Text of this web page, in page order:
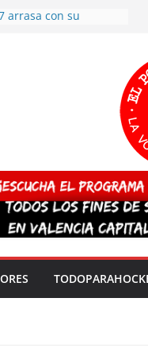
arrasa con su
España sub20
del mundo
vez!